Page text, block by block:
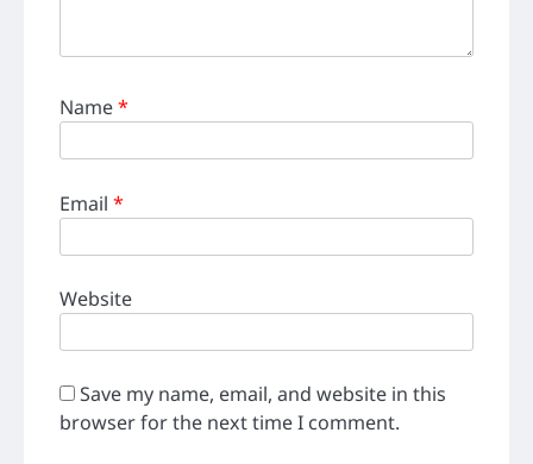
Name*
Email *
Website
Save my name, email, and website in this
browser for the next time I comment.